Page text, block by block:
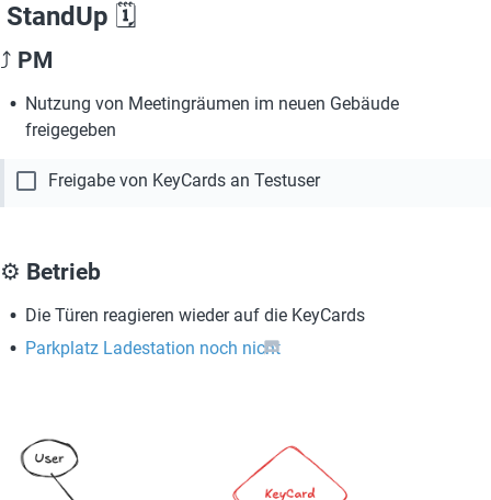
StandUp 🗓️
⤴ PM
Nutzung von Meetingräumen im neuen Gebäude
freigegeben
check_box_outline_blank Freigabe von KeyCards an Testuser
⚙️ Betrieb
Die Türen reagieren wieder auf die KeyCards
Parkplatz Ladestation noch nicht